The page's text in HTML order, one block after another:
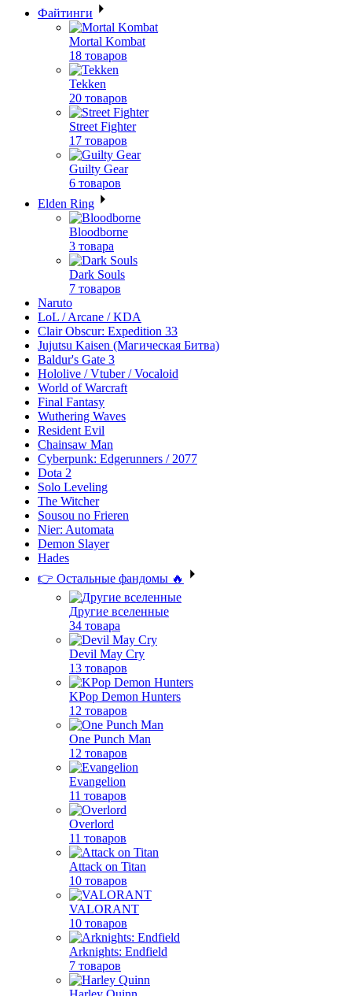
Файтинги
Mortal Kombat
18 товаров
Tekken
20 товаров
Street Fighter
17 товаров
Guilty Gear
6 товаров
Elden Ring
Bloodborne
3 товара
Dark Souls
7 товаров
Naruto
LoL / Arcane / KDA
Clair Obscur: Expedition 33
Jujutsu Kaisen (Магическая Битва)
Baldur's Gate 3
Hololive / Vtuber / Vocaloid
World of Warcraft
Final Fantasy
Wuthering Waves
Resident Evil
Chainsaw Man
Cyberpunk: Edgerunners / 2077
Dota 2
Solo Leveling
The Witcher
Sousou no Frieren
Nier: Automata
Demon Slayer
Hades
👉 Остальные фандомы 🔥
Другие вселенные
34 товара
Devil May Cry
13 товаров
KPop Demon Hunters
12 товаров
One Punch Man
12 товаров
Evangelion
11 товаров
Overlord
11 товаров
Attack on Titan
10 товаров
VALORANT
10 товаров
Arknights: Endfield
7 товаров